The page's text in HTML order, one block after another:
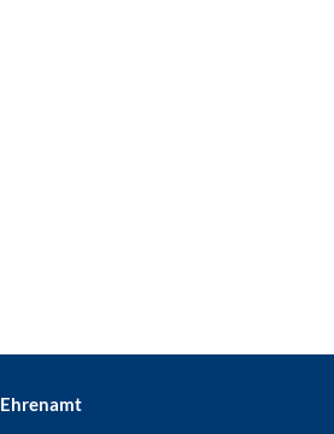
Ehrenamt